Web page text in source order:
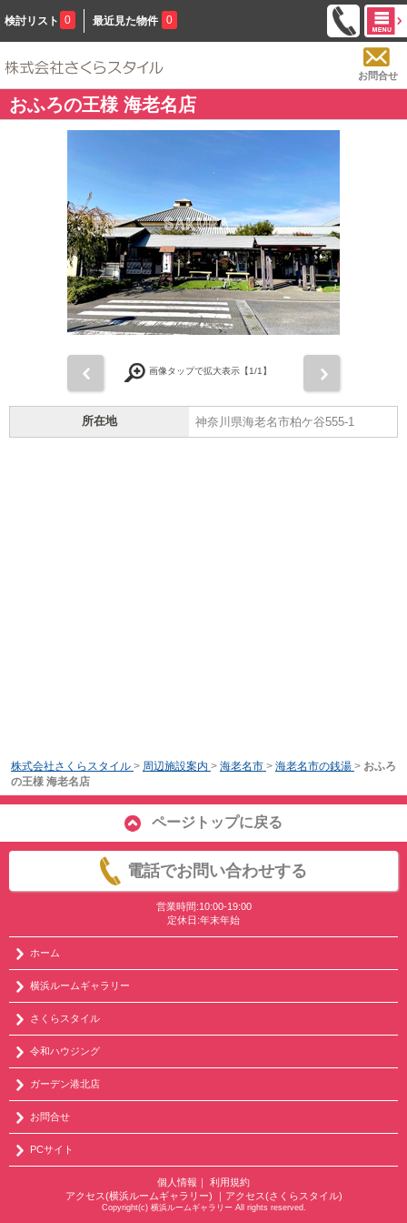
検討リスト 0 最近見た物件 0
お問合せ
おふろの王様 海老名店
画像タップで拡大表示【1/1】
所在地 神奈川県海老名市柏ケ谷555-1
株式会社さくらスタイル > 周辺施設案内 > 海老名市 > 海老名市の銭湯 > おふろ
の王様 海老名店
ページトップに戻る
電話でお問い合わせする
営業時間:10:00-19:00
定休日:年末年始
ホーム
横浜ルームギャラリー
さくらスタイル
令和ハウジング
ガーデン港北店
お問合せ
PCサイト
個人情報 ｜ 利用規約
アクセス(横浜ルームギャラリー) ｜ アクセス(さくらスタイル)
Copyright(c) 横浜ルームギャラリー All rights reserved.